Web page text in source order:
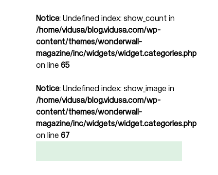
Notice: Undefined index: show_count in
/home/vidusa/blog.vidusa.com/wp-
content/themes/wonderwall-
magazine/inc/widgets/widget.categories.php
on line 65
Notice: Undefined index: show_image in
/home/vidusa/blog.vidusa.com/wp-
content/themes/wonderwall-
magazine/inc/widgets/widget.categories.php
on line 67